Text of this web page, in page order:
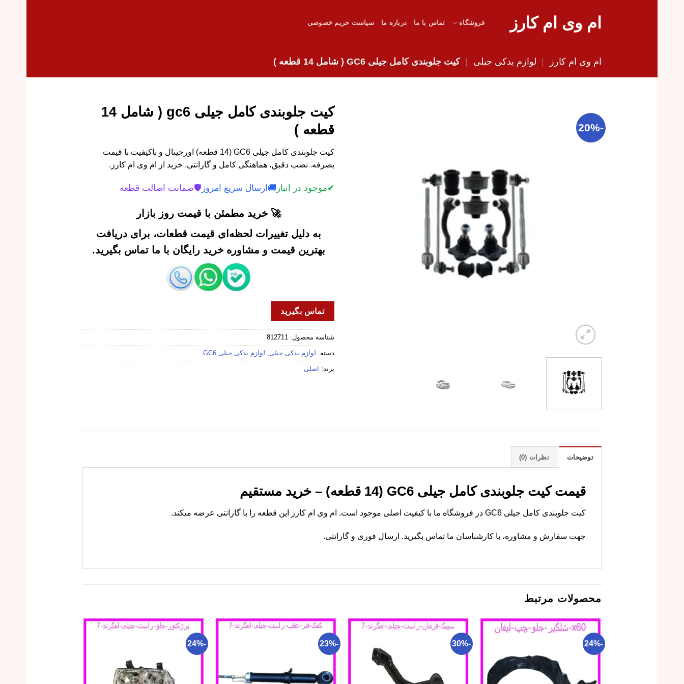
ام وی ام کارز فروشگاه تماس با ما درباره ما سیاست حریم خصوصی
ام وی ام کارز | لوازم یدکی جیلی | کیت جلوبندی کامل جیلی GC6 ( شامل 14 قطعه )
-20%
کیت جلوبندی کامل جیلی gc6 ( شامل 14
قطعه )
کیت جلوبندی کامل جیلی GC6 (14 قطعه) اورجینال و باکیفیت با قیمت
بصرفه. نصب دقیق، هماهنگی کامل و گارانتی. خرید از ام وی ام کارز.
✔موجود در انبار 🚚 ارسال سریع امروز 🛡️ضمانت اصالت قطعه
🚀 خرید مطمئن با قیمت روز بازار
به دلیل تغییرات لحظه‌ای قیمت قطعات، برای دریافت
بهترین قیمت و مشاوره خرید رایگان با ما تماس بگیرید.
تماس بگیرید
شناسه محصول: 812711
دسته: لوازم یدکی جیلی لوازم یدکی جیلی GC6
برند: اصلی
توضیحات نظرات (0)
قیمت کیت جلوبندی کامل جیلی GC6 (14 قطعه) – خرید مستقیم
کیت جلوبندی کامل جیلی GC6 در فروشگاه ما با کیفیت اصلی موجود است. ام وی ام کارز این قطعه را با گارانتی عرضه میکند.
جهت سفارش و مشاوره، با کارشناسان ما تماس بگیرید. ارسال فوری و گارانتی.
محصولات مرتبط
-24%
-30%
-23%
-24%